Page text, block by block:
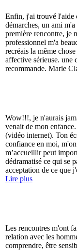
Enfin, j'ai trouvé l'aide
démarches, un ami
première rencontre, je
professionnel m'a
recréais la même
affective sérieuse. une
recommande. Marie
Wow!!!, je n'aurais
venait de mon
(vidéo internet). Ton
confiance en moi,
m’accueillir peut
dédramatisé ce qui se
acceptation de ce que
Lire plus
Les rencontres m'ont
relation avec les
comprendre, être